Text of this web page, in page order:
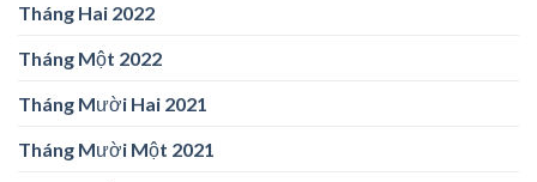
Tháng Hai 2022
Tháng Một 2022
Tháng Mười Hai 2021
Tháng Mười Một 2021